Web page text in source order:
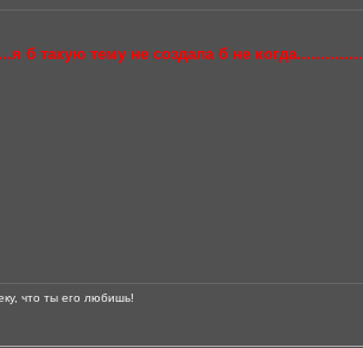
б такую тему не создала б не когда..............
что ты его любишь!